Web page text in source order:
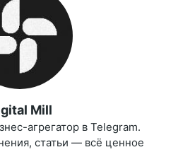
Mill
агрегатор в Telegram.
статьи — всё ценное